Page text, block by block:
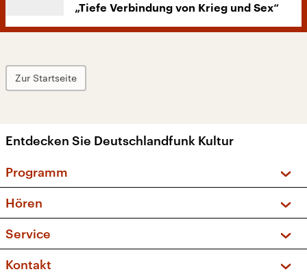
„Tiefe Verbindung von Krieg und Sex“
Zur Startseite
Entdecken Sie Deutschlandfunk Kultur
Programm
Sendungen und Podcasts
Musikliste
Kakadu – Das Kinderprogramm
Hören
Frequenzen (UKW + DAB+)
Service
FAQ
Kontakt